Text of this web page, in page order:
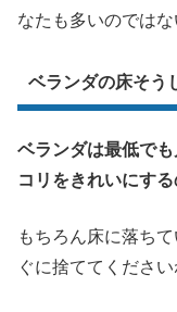
なたも多いのではな
ベランダの床そう
ベランダは最低で
コリをきれいにする
もちろん床に落ち
ぐに捨ててください